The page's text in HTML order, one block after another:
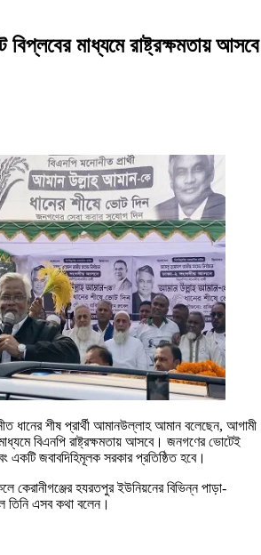
বিপ্লবের মাধ্যমে রাষ্ট্রক্ষমতায় আসবে
ধানের শীষ প্রার্থী আমানউল্লাহ আমান বলেছেন, আগামী
বিএনপি রাষ্ট্রক্ষমতায় আসবে। জনগণের ভোটেই
একটি জবাবদিহিমূলক সরকার প্রতিষ্ঠিত হবে।
কেরানীগঞ্জের হযরতপুর ইউনিয়নের বিভিন্ন পাড়া-
তিনি এসব কথা বলেন।